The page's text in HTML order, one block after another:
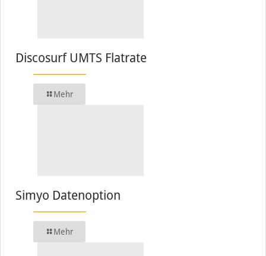
Discosurf UMTS Flatrate
Mehr
Simyo Datenoption
Mehr